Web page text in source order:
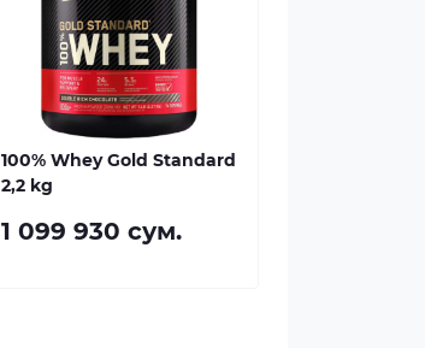
100% Whey Gold Standard
2,2 kg
1 099 930 сум.